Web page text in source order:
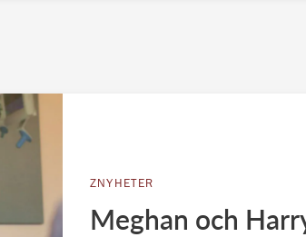
ZNYHETER
Meghan och